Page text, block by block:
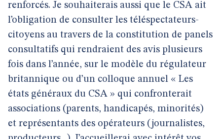
renforcés. Je souhaiterais aussi que le CSA ait
l’obligation de consulter les téléspectateurs-
citoyens au travers de la constitution de panels
consultatifs qui rendraient des avis plusieurs
fois dans l’année, sur le modèle du régulateur
britannique ou d’un colloque annuel « Les
états généraux du CSA » qui confronterait
associations (parents, handicapés, minorités)
et représentants des opérateurs (journalistes,